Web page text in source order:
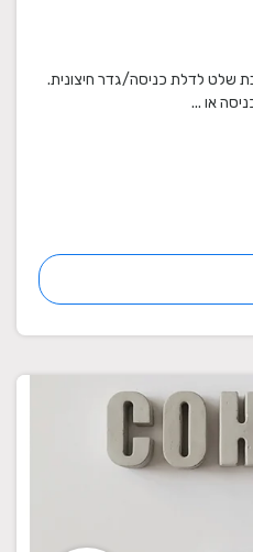
שלט לדלת כניסה/גדר חיצונית.
או ...